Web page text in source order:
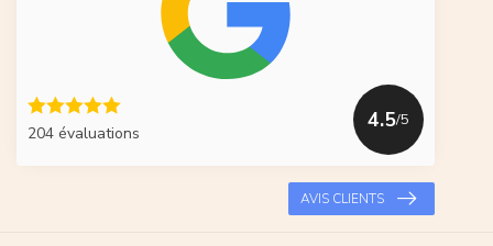
204 évaluations
4.5/5
AVIS CLIENTS